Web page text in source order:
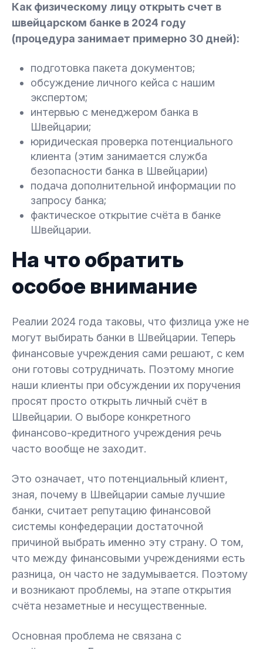
Как физическому лицу открыть счет в
швейцарском банке в 2024 году
(процедура занимает примерно 30 дней):
подготовка пакета документов;
обсуждение личного кейса с нашим
экспертом;
интервью с менеджером банка в
Швейцарии;
юридическая проверка потенциального
клиента (этим занимается служба
безопасности банка в Швейцарии)
подача дополнительной информации по
запросу банка;
фактическое открытие счёта в банке
Швейцарии.
На что обратить
особое внимание
Реалии 2024 года таковы, что физлица уже не
могут выбирать банки в Швейцарии. Теперь
финансовые учреждения сами решают, с кем
они готовы сотрудничать. Поэтому многие
наши клиенты при обсуждении их поручения
просят просто открыть личный счёт в
Швейцарии. О выборе конкретного
финансово-кредитного учреждения речь
часто вообще не заходит.
Это означает, что потенциальный клиент,
зная, почему в Швейцарии самые лучшие
банки, считает репутацию финансовой
системы конфедерации достаточной
причиной выбрать именно эту страну. О том,
что между финансовыми учреждениями есть
разница, он часто не задумывается. Поэтому
и возникают проблемы, на этапе открытия
счёта незаметные и несущественные.
Основная проблема не связана с